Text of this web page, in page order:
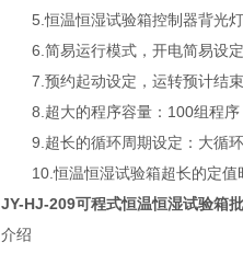
5.恒温恒湿试验箱控制器背光灯
6.简易运行模式，开电简易设定
7.预约起动设定，运转预计结束
8.超大的程序容量：100组程序
9.超长的循环周期设定：大循环
10.恒温恒湿试验箱超长的定值
JY-HJ-209可程式恒温恒湿试验箱
介绍